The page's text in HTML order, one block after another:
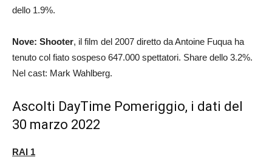
dello 1.9%.
Nove: Shooter, il film del 2007 diretto da Antoine Fuqua ha
tenuto col fiato sospeso 647.000 spettatori. Share dello 3.2%.
Nel cast: Mark Wahlberg.
Ascolti DayTime Pomeriggio, i dati del
30 marzo 2022
RAI 1